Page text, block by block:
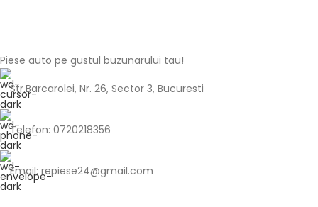
Piese auto pe gustul buzunarului tau!
Str.Barcarolei, Nr. 26, Sector 3, Bucuresti
Telefon: 0720218356
Email: repiese24@gmail.com